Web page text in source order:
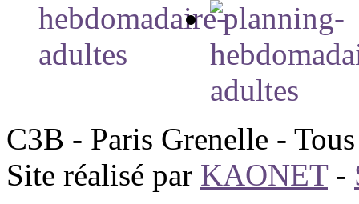
C3B - Paris Grenelle -
Site réalisé par KAONET-